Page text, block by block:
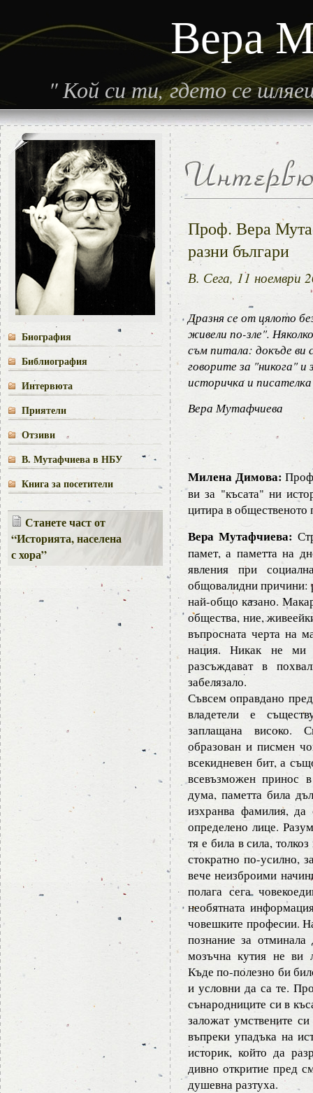
Вера
"Кой си ти, гдето се
Биография
Библиография
Интервюта
Приятели
Отзиви
В. Мутафчиева в НБУ
Книга за посетители
Станете част от
“Историята, населена
с хора”
Проф. Вера
разни българи
В. Сега, 11 ноември
Дразня се от цялото
живели по-зле".
съм питала: докъде
говорите за "никога" и
историчка и писателка
Вера Мутафчиева
Милена Димова:
ви за "късата" ни
цитира в общественото
Вера Мутафчиева:
памет, а паметта на
явления при
общовалидни причини:
най-общо казано.
общества, ние,
въпросната черта на
нация. Никак не ми
разсъждават в
забелязало.
Съвсем оправдано
владетели е
заплащана високо.
образован и писмен
всекидневен бит, а
всевъзможен принос
дума, паметта била
изхранва фамилия,
определено лице.
тя е била в сила,
стократно по-усилно,
вече неизброими
полага сега
необятната
човешките професии.
познание за
мозъчна кутия не ви
Къде по-полезно би
и условни да са те.
сънародниците си в
заложат умствените
въпреки упадъка на
историк, който да
дивно откритие пред
душевна разтуха.